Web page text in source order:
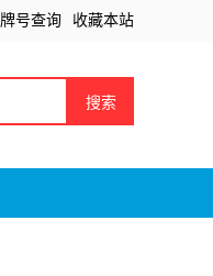
号查询 收藏本站
搜索